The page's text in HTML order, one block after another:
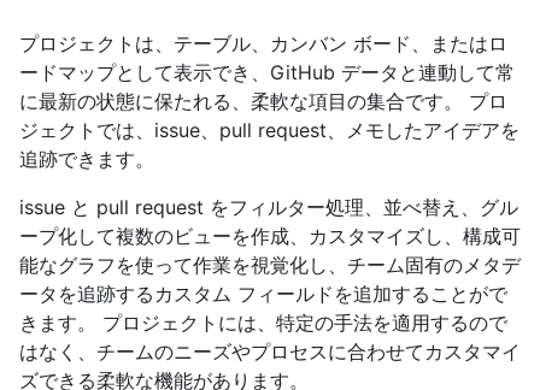
プロジェクトは、テーブル、カンバン ボード、またはロ
ードマップとして表示でき、GitHub データと連動して常
に最新の状態に保たれる、柔軟な項目の集合です。 プロ
ジェクトでは、issue、pull request、メモしたアイデアを
追跡できます。
issue と pull request をフィルター処理、並べ替え、グル
ープ化して複数のビューを作成、カスタマイズし、構成可
能なグラフを使って作業を視覚化し、チーム固有のメタデ
ータを追跡するカスタム フィールドを追加することがで
きます。 プロジェクトには、特定の手法を適用するので
はなく、チームのニーズやプロセスに合わせてカスタマイ
ズできる柔軟な機能があります。